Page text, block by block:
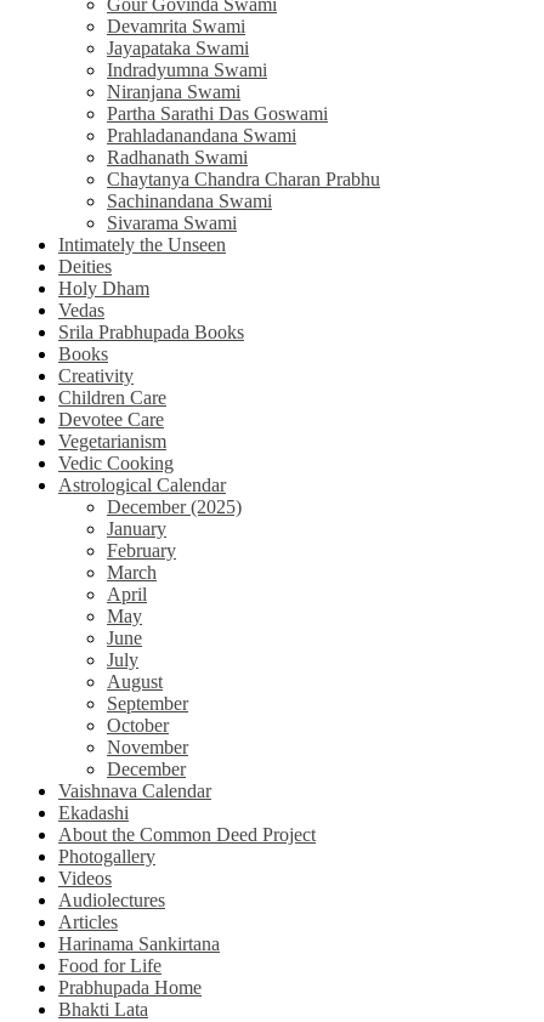
Gour Govinda Swami
Devamrita Swami
Jayapataka Swami
Indradyumna Swami
Niranjana Swami
Partha Sarathi Das Goswami
Prahladanandana Swami
Radhanath Swami
Chaytanya Chandra Charan Prabhu
Sachinandana Swami
Sivarama Swami
Intimately the Unseen
Deities
Holy Dham
Vedas
Srila Prabhupada Books
Books
Creativity
Children Care
Devotee Care
Vegetarianism
Vedic Cooking
Astrological Calendar
December (2025)
January
February
March
April
May
June
July
August
September
October
November
December
Vaishnava Calendar
Ekadashi
About the Common Deed Project
Photogallery
Videos
Audiolectures
Articles
Harinama Sankirtana
Food for Life
Prabhupada Home
Bhakti Lata